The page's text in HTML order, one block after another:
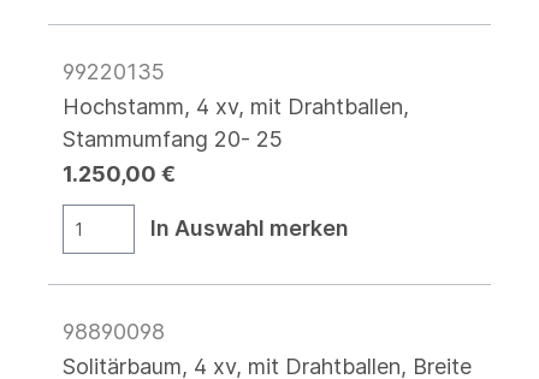
99220135
Hochstamm, 4 xv, mit Drahtballen,
Stammumfang 20- 25
1.250,00 €
In Auswahl merken
98890098
Solitärbaum, 4 xv, mit Drahtballen, Breite